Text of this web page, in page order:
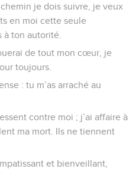
je dois suivre, je veux
en moi cette seule
à ton autorité.
de tout mon cœur, je
toujours.
: tu m’as arraché au
contre moi ; j’ai affaire à
ma mort. Ils ne tiennent
et bienveillant,